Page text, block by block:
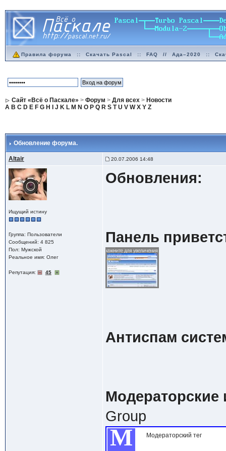
Правила форума :: Скачать Pascal :: FAQ // Ада–2020 ::
Сайт «Всё о Паскале» > Форум > Для всех> Новости
A B C D E F G H J K L M N O P Q R S T U V W X Y Z
Обновление форума.
Altair 20.07.2006 14:48
Ищущий истину
Группа: Пользователи
Сообщений: 4 825
Пол: Мужской
Реальное имя: Олег
Репутация: 45
Обновления:
Панель
Антиспам
Group
М Модераторский тег